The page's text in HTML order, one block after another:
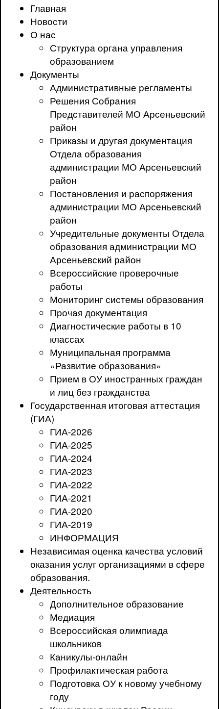
Главная
Новости
О нас
Структура органа управления
образованием
Документы
Административные регламенты
Решения Собрания
Представителей МО Арсеньевский
район
Приказы и другая документация
Отдела образования
администрации МО Арсеньевский
район
Постановления и распоряжения
администрации МО Арсеньевский
район
Учредительные документы Отдела
образования администрации МО
Арсеньевский район
Всероссийские проверочные
работы
Мониторинг системы образования
Прочая документация
Диагностические работы в 10
классах
Муниципальная программа
«Развитие образования»
Прием в ОУ иностранных граждан
и лиц без гражданства
Государственная итоговая аттестация
(ГИА)
ГИА-2026
ГИА-2025
ГИА-2024
ГИА-2023
ГИА-2022
ГИА-2021
ГИА-2020
ГИА-2019
ИНФОРМАЦИЯ
Независимая оценка качества условий
оказания услуг организациями в сфере
образования.
Деятельность
Дополнительное образование
Медиация
Всероссийская олимпиада
школьников
Каникулы-онлайн
Профилактическая работа
Подготовка ОУ к новому учебному
году